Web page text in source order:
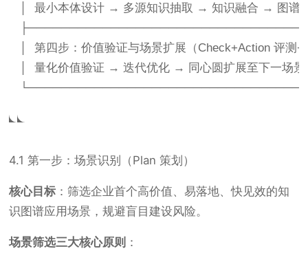
│  最小本体设计 → 多源知识抽取 → 知识融合 → 图谱存储
│  第四步：价值验证与场景扩展（Check+Action 评测+改进
│  量化价值验证 → 迭代优化 → 同心圆扩展至下一场景
4.1 第一步：场景识别（Plan 策划）
核心目标 ：筛选企业首个高价值、易落地、快见效的知
识图谱应用场景，规避盲目建设风险。
场景筛选三大核心原则 ：